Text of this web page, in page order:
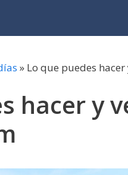
» Lo que puedes
hacer y